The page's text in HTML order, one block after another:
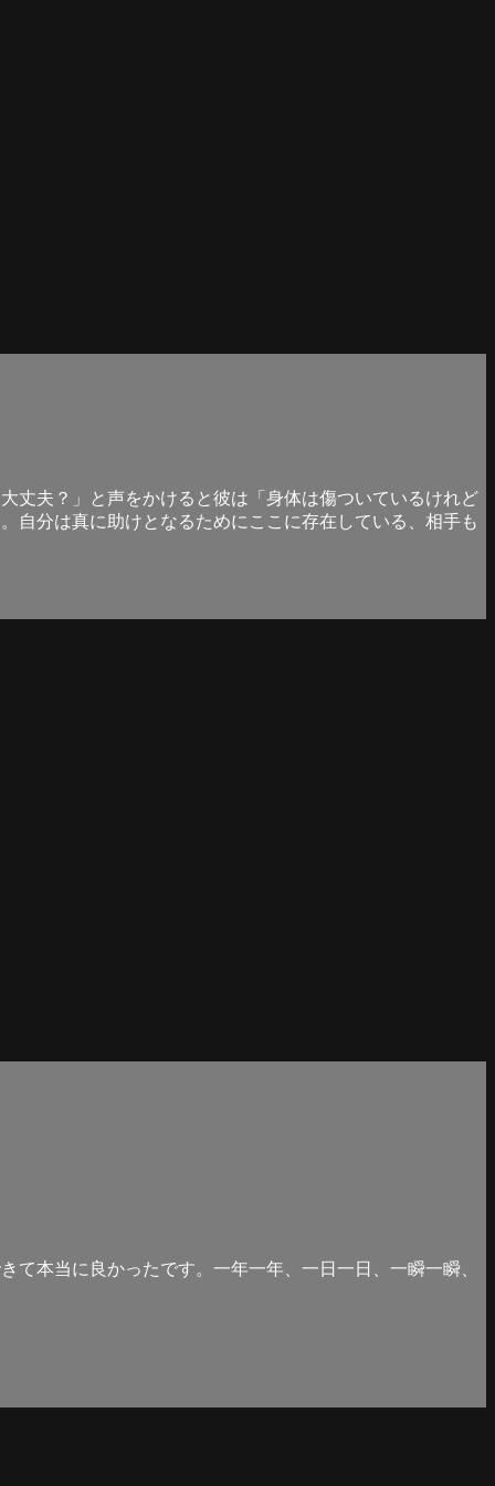
丈夫？」と声をかけると彼は「身体は傷ついているけれど
自分は真に助けとなるためにここに存在している、相手も
本当に良かったです。一年一年、一日一日、一瞬一瞬、